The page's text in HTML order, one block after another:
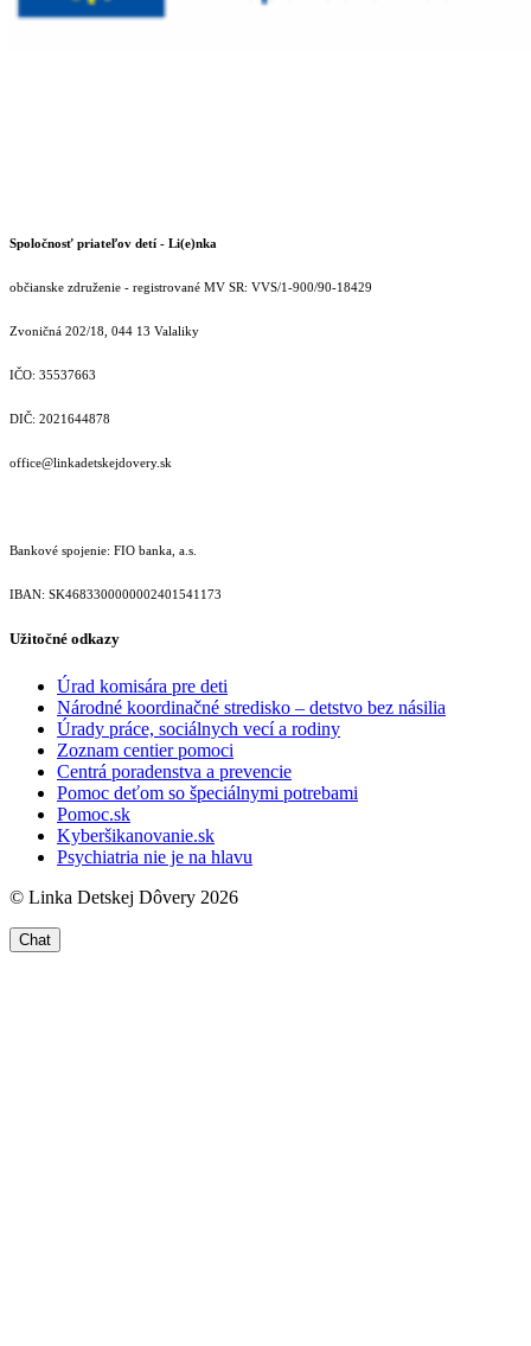
Spoločnosť priateľov detí - Li(e)nka
občianske združenie - registrované MV SR: VVS/1-900/90-18429
Zvoničná 202/18, 044 13 Valaliky
IČO: 35537663
DIČ: 2021644878
office@linkadetskejdovery.sk
Bankové spojenie: FIO banka, a.s.
IBAN: SK46833000000­02401541173
Užitočné odkazy
Úrad komisára pre deti
Národné koordinačné stredisko – detstvo bez násilia
Úrady práce, sociálnych vecí a rodiny
Zoznam centier pomoci
Centrá poradenstva a prevencie
Pomoc deťom so špeciálnymi potrebami
Pomoc.sk
Kyberšikanovanie.sk
Psychiatria nie je na hlavu
© Linka Detskej Dôvery 2026